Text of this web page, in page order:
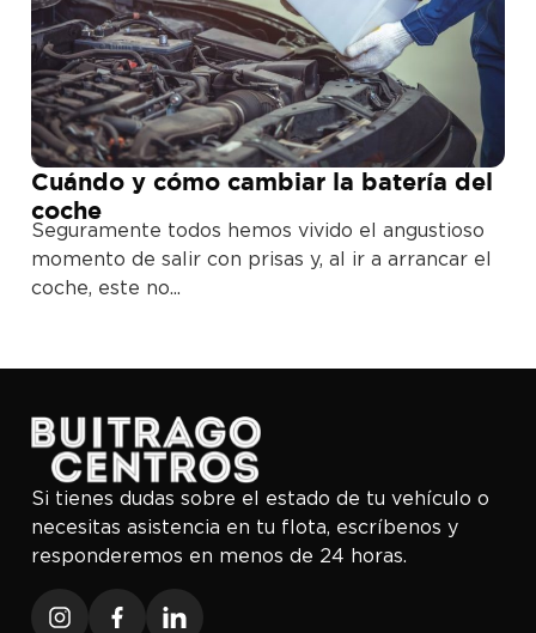
Cuándo y cómo cambiar la batería del
coche
Seguramente todos hemos vivido el angustioso
momento de salir con prisas y, al ir a arrancar el
coche, este no...
Si tienes dudas sobre el estado de tu vehículo o
necesitas asistencia en tu flota, escríbenos y
responderemos en menos de 24 horas.